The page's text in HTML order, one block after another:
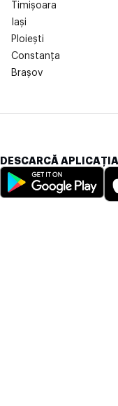
Timișoara
Iași
Ploiești
Constanța
Brașov
DESCARCĂ